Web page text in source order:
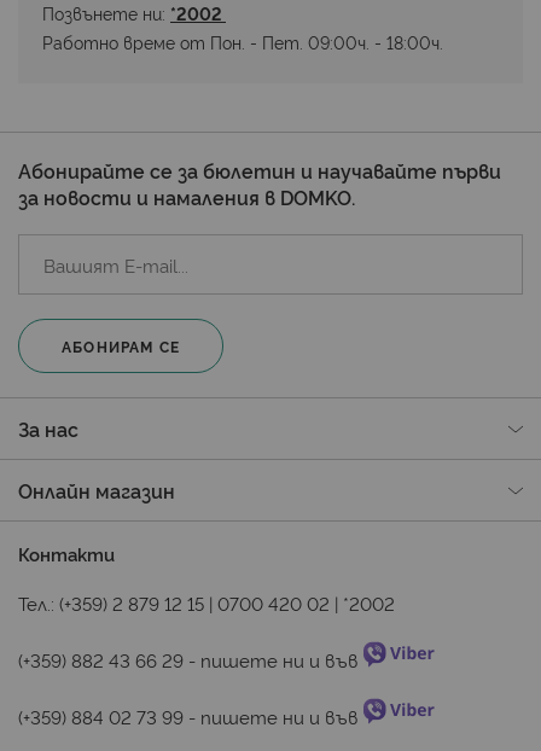
Позвънете ни: *2002
Работно време от Пон. - Пет. 09:00ч. - 18:00ч.
Абонирайте се за бюлетин и научавайте първи
за новости и намаления в DOMKO.
АБОНИРАМ СЕ
За нас
Онлайн магазин
Контакти
Тел.: (+359) 2 879 12 15 | 0700 420 02 | *2002
(+359) 882 43 66 29 - пишете ни и във
(+359) 884 02 73 99 - пишете ни и във